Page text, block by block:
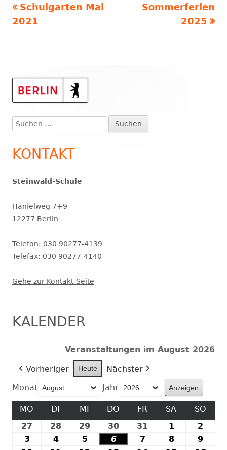
Beitragsnavigation
Vorheriger
Beitrag:
Schulgarten Mai
2021
Nächster
Beitrag:
Sommerferien
2025
Haupt-
Suchen
nach:
KONTAKT
Steinwald-Schule
Hanielweg 7+9
12277 Berlin
Telefon: 030 90277-4139
Telefax: 030 90277-4140
Gehe zur Kontakt-Seite
KALENDER
Veranstaltungen im August 2026
Vorheriger Heute
Nächster
Monat
Jahr
MO MONTAG
DI DIENSTAG
MI MITTWOCH
DO DONNERSTAG
FRFREITAG
SA SAMSTAG
SO
27
28 29 30 31 1
August
2
3 44.
5 66.
7 88.
9